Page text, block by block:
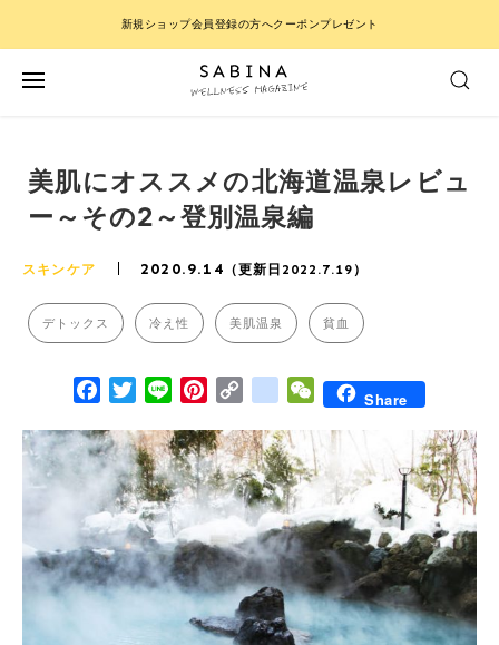
新規ショップ会員登録の方へクーポンプレゼント
美肌にオススメの北海道温泉レビュ
ー～その2～登別温泉編
スキンケア 2020.9.14 （更新日2022.7.19）
デトックス 冷え性 美肌温泉 貧血
Facebook
TwitterLine PinterestCopy Linkgoogle_bookmarks
WeChatShare